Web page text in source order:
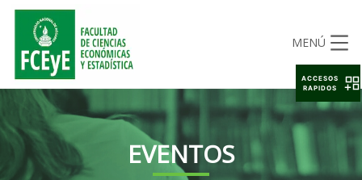
MENÚ
EVENTOS
ACCESOS
RAPIDOS